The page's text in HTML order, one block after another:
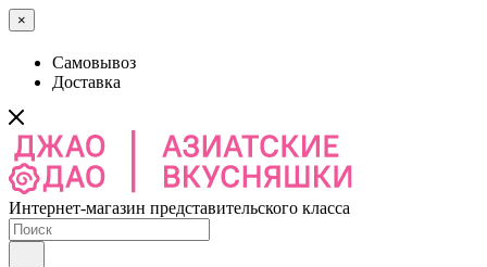
×
Самовывоз
Доставка
Интернет-магазин представительского класса